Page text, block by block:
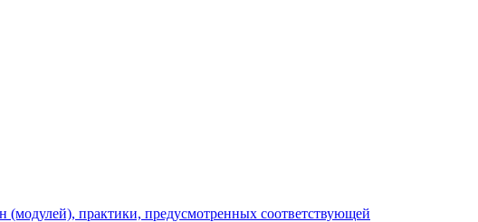
(модулей), практики, предусмотренных соответствующей